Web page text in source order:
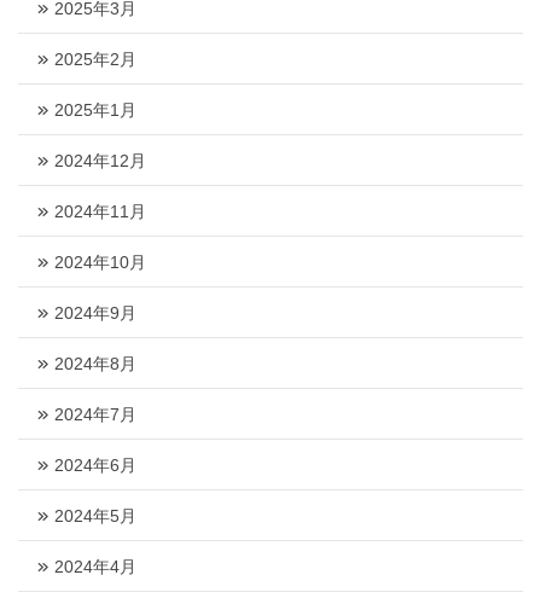
2025年3月
2025年2月
2025年1月
2024年12月
2024年11月
2024年10月
2024年9月
2024年8月
2024年7月
2024年6月
2024年5月
2024年4月